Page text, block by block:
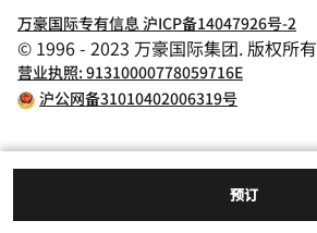
预订
万豪国际专有信息 沪ICP备14047926号-2
© 1996 - 2023 万豪国际集团. 版权所有
营业执照: 91310000778059716E
沪公网备31010402006319号